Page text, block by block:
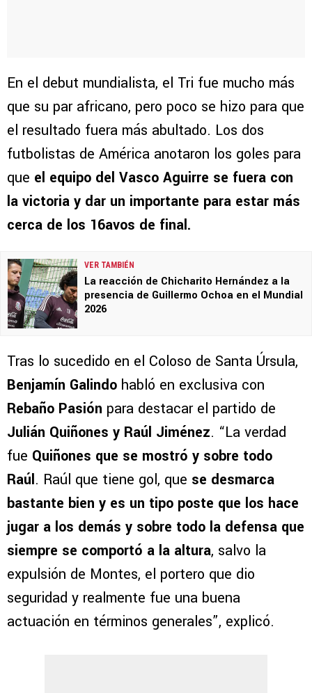
En el debut mundialista, el Tri fue mucho más
que su par africano, pero poco se hizo para que
el resultado fuera más abultado. Los dos
futbolistas de América anotaron los goles para
que el equipo del Vasco Aguirre se fuera con
la victoria y dar un importante para estar más
cerca de los 16avos de final.
VER TAMBIÉN
La reacción de Chicharito Hernández a la
presencia de Guillermo Ochoa en el Mundial
2026
Tras lo sucedido en el Coloso de Santa Úrsula,
Benjamín Galindo habló en exclusiva con
Rebaño Pasión para destacar el partido de
Julián Quiñones y Raúl Jiménez. “La verdad
fue Quiñones que se mostró y sobre todo
Raúl. Raúl que tiene gol, que se desmarca
bastante bien y es un tipo poste que los hace
jugar a los demás y sobre todo la defensa que
siempre se comportó a la altura, salvo la
expulsión de Montes, el portero que dio
seguridad y realmente fue una buena
actuación en términos generales”, explicó.